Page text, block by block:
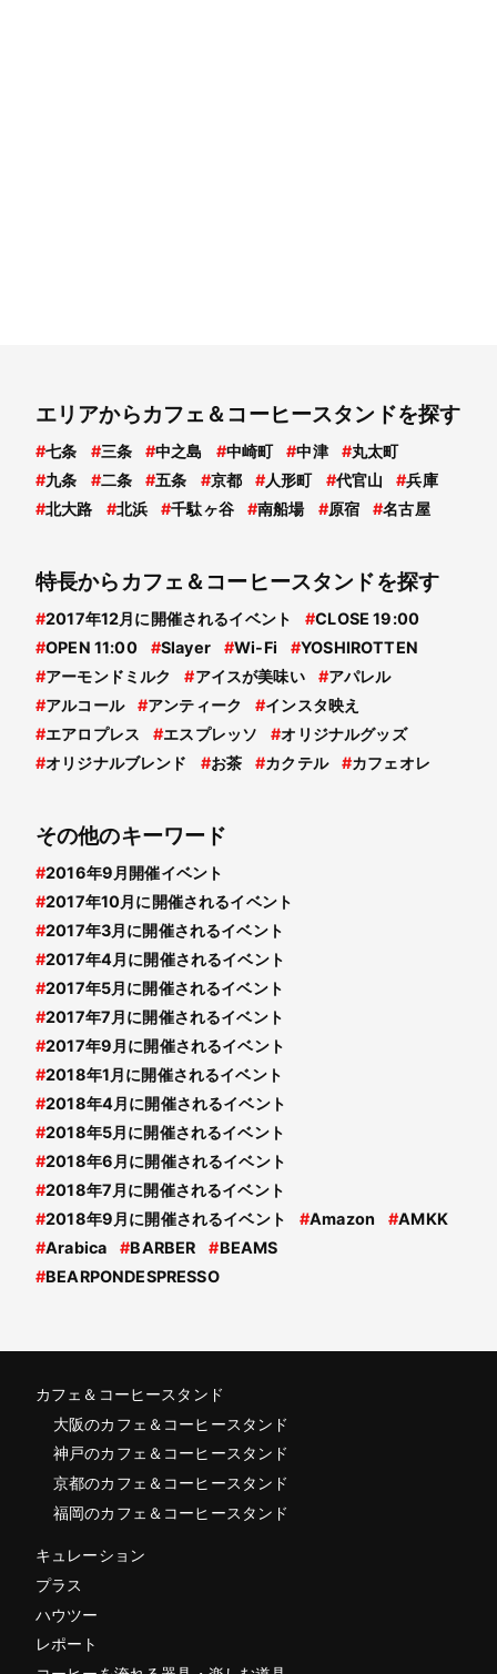
エリアからカフェ＆コーヒースタンドを探す
#七条 #三条 #中之島 #中崎町 #中津 #丸太町
#九条 #二条 #五条 #京都 #人形町 #代官山 #兵庫
#北大路 #北浜 #千駄ヶ谷 #南船場 #原宿 #名古屋
特長からカフェ＆コーヒースタンドを探す
#2017年12月に開催されるイベント #CLOSE 19:00
#OPEN 11:00 #Slayer #Wi-Fi #YOSHIROTTEN
#アーモンドミルク #アイスが美味い #アパレル
#アルコール #アンティーク #インスタ映え
#エアロプレス #エスプレッソ #オリジナルグッズ
#オリジナルブレンド #お茶 #カクテル #カフェオレ
その他のキーワード
#2016年9月開催イベント
#2017年10月に開催されるイベント
#2017年3月に開催されるイベント
#2017年4月に開催されるイベント
#2017年5月に開催されるイベント
#2017年7月に開催されるイベント
#2017年9月に開催されるイベント
#2018年1月に開催されるイベント
#2018年4月に開催されるイベント
#2018年5月に開催されるイベント
#2018年6月に開催されるイベント
#2018年7月に開催されるイベント
#2018年9月に開催されるイベント #Amazon #AMKK
#Arabica #BARBER #BEAMS
#BEARPONDESPRESSO
カフェ＆コーヒースタンド
大阪のカフェ＆コーヒースタンド
神戸のカフェ＆コーヒースタンド
京都のカフェ＆コーヒースタンド
福岡のカフェ＆コーヒースタンド
キュレーション
プラス
ハウツー
レポート